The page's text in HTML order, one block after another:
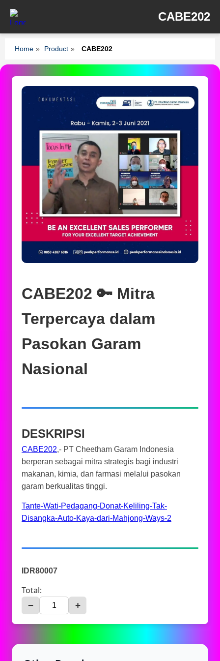
CABE202
Home » Product » CABE202
CABE202 🔑 Mitra
Terpercaya dalam
Pasokan Garam
Nasional
DESKRIPSI
CABE202,- PT Cheetham Garam Indonesia
berperan sebagai mitra strategis bagi industri
makanan, kimia, dan farmasi melalui pasokan
garam berkualitas tinggi.
Tante-Wati-Pedagang-Donat-Keliling-Tak-
Disangka-Auto-Kaya-dari-Mahjong-Ways-2
IDR80007
Total:
− +